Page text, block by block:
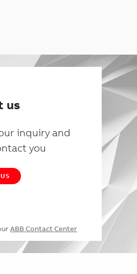
us
inquiry and
you
ABB Contact Center